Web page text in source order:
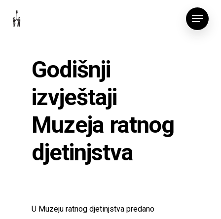
Menu
Godišnji
izvještaji
Muzeja ratnog
djetinjstva
U Muzeju ratnog djetinjstva predano